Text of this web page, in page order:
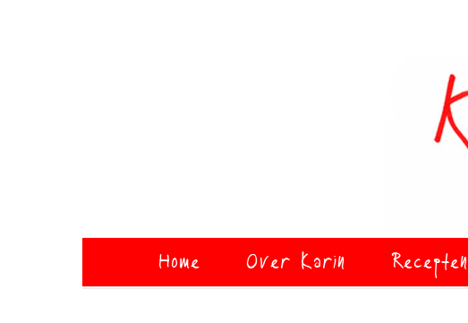
Home Over Karin Recepten